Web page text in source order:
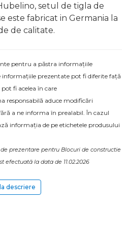
setul de tigla de
este fabricat in Germania la
de calitate.
pentru a păstra informațiile
informațiile prezentate pot fi diferite față
fi acelea în care
responsabilă aduce modificări
a ne informa în prealabil. În cazul
informația de pe etichetele produsului
prezentare pentru Blocuri de constructie
efectuată la data de 11.02.2026
descriere